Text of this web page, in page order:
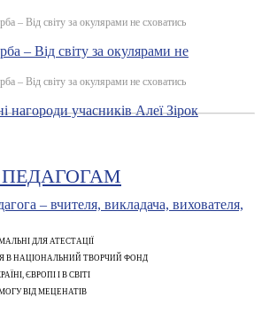
– Від світу за окулярами не сховатись
– Від світу за окулярами не сховатись
ДЛЯ АТЕСТАЦІЇ
В НАЦІОНАЛЬНИЙ ТВОРЧИЙ ФОНД
ЄВРОПІ І В СВІТІ
ВІД МЕЦЕНАТІВ